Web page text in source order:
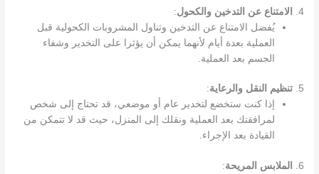
4. الامتناع عن التدخين والكحول:
يُفضل الامتناع عن التدخين وتناول المشروبات الكحولية قبل
العملية بعدة أيام لأنهما يمكن أن يؤثرا على التخدير وشفاء
الجسم بعد العملية.
5. تنظيم النقل والرعاية:
إذا كنت ستخضع لتخدير عام أو موضعي، قد تحتاج إلى شخص
لمرافقتك بعد العملية ونقلك إلى المنزل، حيث قد لا تتمكن من
القيادة بعد الإجراء.
6. الملابس المريحة: